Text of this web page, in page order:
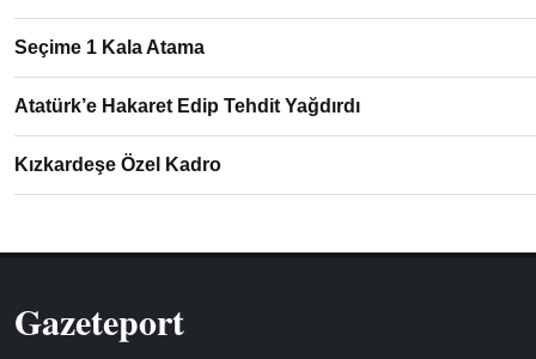
Seçime 1 Kala Atama
Atatürk’e Hakaret Edip Tehdit Yağdırdı
Kızkardeşe Özel Kadro
Gazeteport